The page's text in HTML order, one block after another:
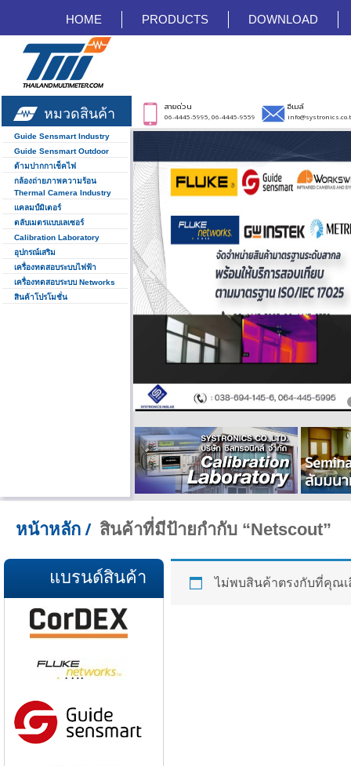
HOME PRODUCTS DOWNLOAD
หมวดสินค้า สายด่วน
06-4445-5995, 06-4445-9559
อีเมล์
Guide Sensmart Industry
Guide Sensmart Outdoor
ด้ามปากกาเช็คไฟ
กล้องถ่ายภาพความร้อน
Thermal Camera Industry
แคลมป์มิเตอร์
ตลับเมตรแบบเลเซอร์
Calibration Laboratory
อุปกรณ์เสริม
เครื่องทดสอบระบบไฟฟ้า
เครื่องทดสอบระบบ Networks
สินค้าโปรโมชั่น
สินค้าที่มีป้ายกำกับ “Netscout”
แบรนด์สินค้า